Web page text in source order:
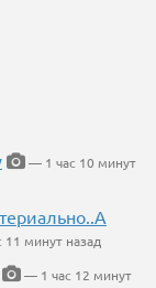
— 1 час 10 минут
11 минут назад
— 1 час 12 минут